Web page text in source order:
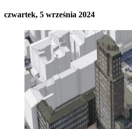
czwartek, 5 września 2024